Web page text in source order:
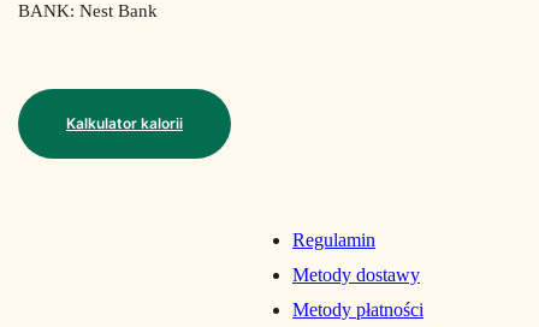
BANK: Nest Bank
Kalkulator kalorii
Regulamin
Metody dostawy
Metody płatności